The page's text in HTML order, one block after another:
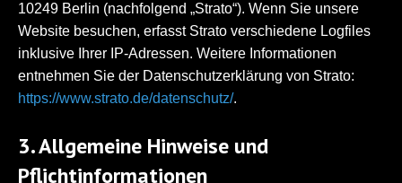
10249 Berlin (nachfolgend „Strato“). Wenn Sie unsere
Website besuchen, erfasst Strato verschiedene Logfiles
inklusive Ihrer IP-Adressen. Weitere Informationen
entnehmen Sie der Datenschutzerklärung von Strato:
https://www.strato.de/datenschutz/.
3. Allgemeine Hinweise und
Pflichtinformationen